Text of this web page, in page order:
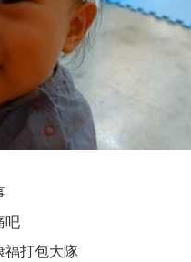
吧
福打包大隊